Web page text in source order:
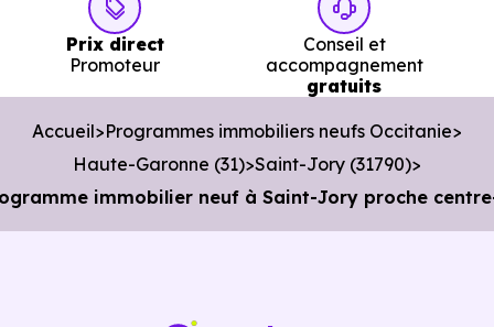
8 min en voiture ou à 4.1 km, soit 49 min à pied
Prix direct
Promoteur
Conseil et
accompagnement
gratuits
Accueil Programmes immobiliers neufs Occitanie
Haute-Garonne (31) Saint-Jory (31790)
immobilier neuf à Saint-Jory proche